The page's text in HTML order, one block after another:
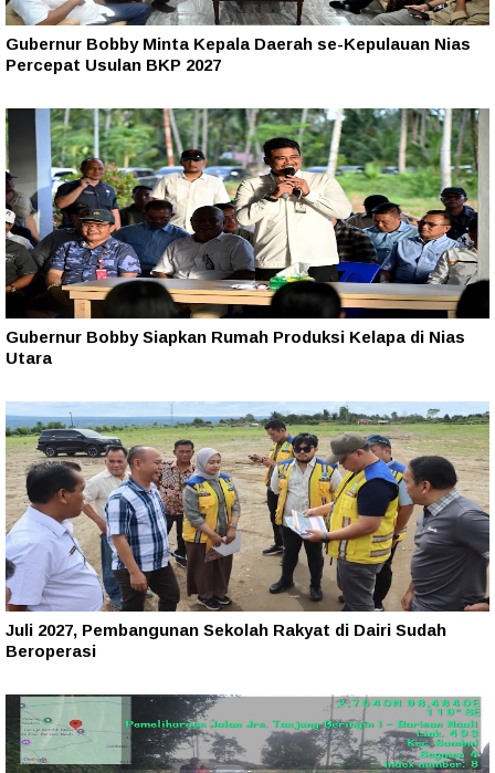
Gubernur Bobby Minta Kepala Daerah se-Kepulauan Nias
Percepat Usulan BKP 2027
Gubernur Bobby Siapkan Rumah Produksi Kelapa di Nias
Utara
Juli 2027, Pembangunan Sekolah Rakyat di Dairi Sudah
Beroperasi